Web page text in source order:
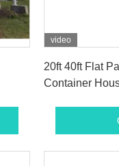
video
20ft 40ft Flat
Container